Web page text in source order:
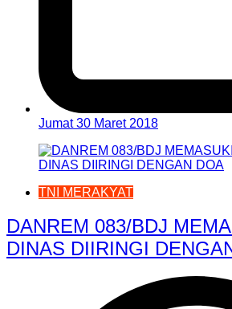
Jumat 30 Maret 2018
TNI MERAKYAT
DANREM 083/BDJ
DINAS DIIRINGI